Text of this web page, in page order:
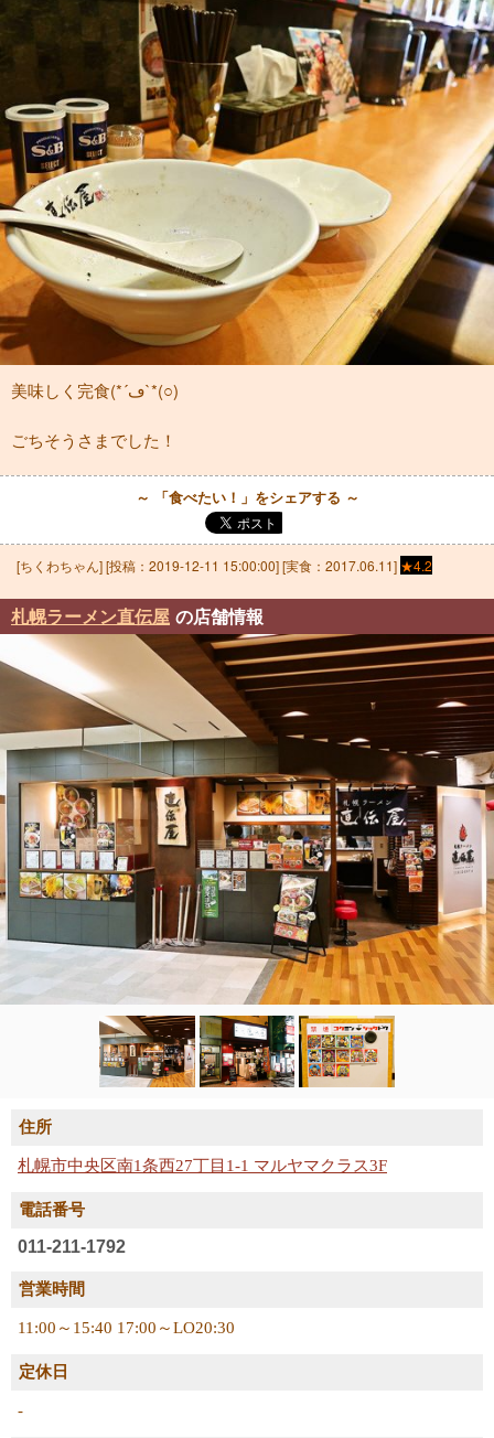
美味しく完食(*´ڡ`*(○)
ごちそうさまでした！
～ 「食べたい！」をシェアする ～
[ちくわちゃん] [投稿： 2019-12-11 15:00:00] [実食：2017.06.11] ★4.2
札幌ラーメン直伝屋 の店舗情報
住所
札幌市中央区南1条西27丁目1-1 マルヤマクラス3F
電話番号
011-211-1792
営業時間
11:00～15:40 17:00～LO20:30
定休日
-